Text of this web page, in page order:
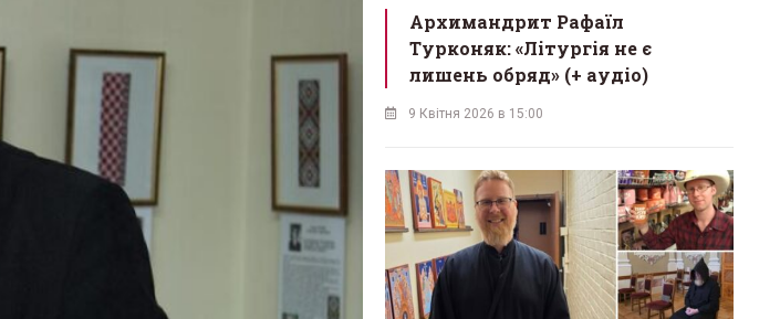
Архимандрит Рафаїл
Турконяк: «Літургія не є
лишень обряд» (+ аудіо)
9 Квітня 2026 в 15:00